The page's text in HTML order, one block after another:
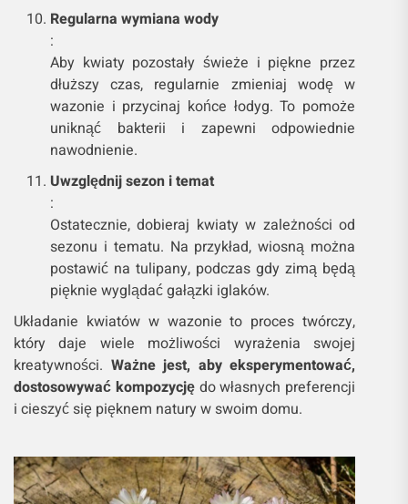
Regularna wymiana wody
:
Aby kwiaty pozostały świeże i piękne przez
dłuższy czas, regularnie zmieniaj wodę w
wazonie i przycinaj końce łodyg. To pomoże
uniknąć bakterii i zapewni odpowiednie
nawodnienie.
Uwzględnij sezon i temat
:
Ostatecznie, dobieraj kwiaty w zależności od
sezonu i tematu. Na przykład, wiosną można
postawić na tulipany, podczas gdy zimą będą
pięknie wyglądać gałązki iglaków.
Układanie kwiatów w wazonie to proces twórczy,
który daje wiele możliwości wyrażenia swojej
kreatywności. Ważne jest, aby eksperymentować,
dostosowywać kompozycjędo własnych preferencji
i cieszyć się pięknem natury w swoim domu.